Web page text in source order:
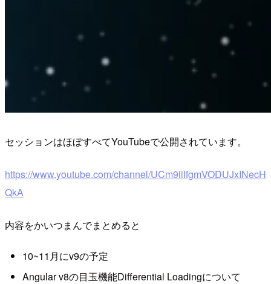
セッションはほぼすべてYouTubeで公開されています。
https://www.youtube.com/channel/UCm9iiIfgmVODUJxINecH
QkA
内容をかいつまんでまとめると
10~11月にv9の予定
Angular v8の目玉機能Differential Loadingについて